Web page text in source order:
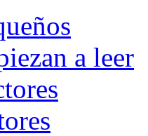
a leer